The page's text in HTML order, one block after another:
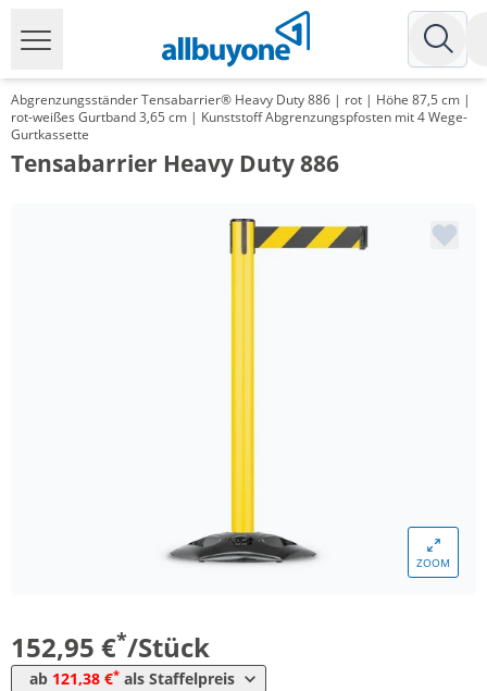
Abgrenzungsständer Tensabarrier® Heavy Duty 886 | rot | Höhe 87,5 cm |
rot-weißes Gurtband 3,65 cm | Kunststoff Abgrenzungspfosten mit 4 Wege-
Gurtkassette
Tensabarrier Heavy Duty 886
ZOOM
152,95 €*/Stück
ab 121,38 €* als Staffelpreis
Preis